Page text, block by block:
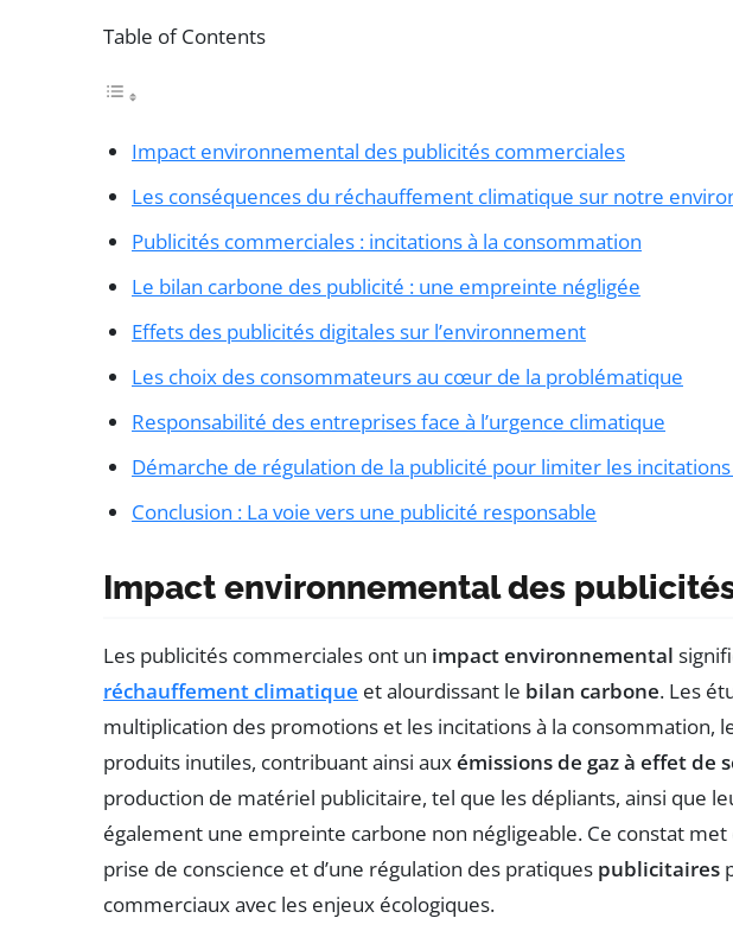
Table of Contents
Impact environnemental des publicités commerciales
Les conséquences du réchauffement climatique sur notre
Publicités commerciales : incitations à la consommation
Le bilan carbone des publicité : une empreinte négligée
Effets des publicités digitales sur l’environnement
Les choix des consommateurs au cœur de la problématique
Responsabilité des entreprises face à l’urgence climatique
Démarche de régulation de la publicité pour limiter les
Conclusion : La voie vers une publicité responsable
Impact environnemental des
Les publicités commerciales ont un impact environnemental
réchauffement climatique et alourdissant le bilan carbone. Les
multiplication des promotions et les incitations à la consommation,
produits inutiles, contribuant ainsi auxémissions de gaz à effet de
production de matériel publicitaire, tel que les dépliants, ainsi que
également une empreinte carbone non négligeable. Ce constat met
prise de conscience et d’une régulation des pratiques publicitaires
commerciaux avec les enjeux écologiques.